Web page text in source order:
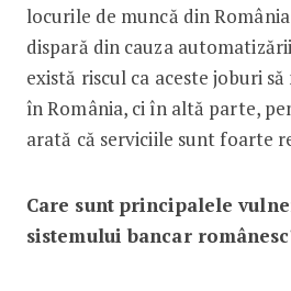
locurile de muncă din
dispară din cauza
există riscul ca aceste joburi
în România, ci în altă parte,
arată că serviciile sunt foarte
Care sunt principalele
sistemului bancar